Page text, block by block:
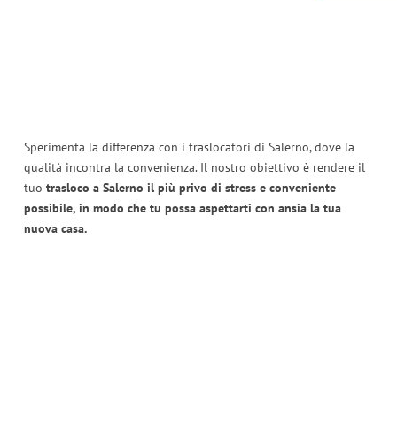
Sperimenta la differenza con i traslocatori di Salerno, dove la
qualità incontra la convenienza. Il nostro obiettivo è rendere il
tuo trasloco a Salerno il più privo di stress e conveniente
possibile, in modo che tu possa aspettarti con ansia la tua
nuova casa.